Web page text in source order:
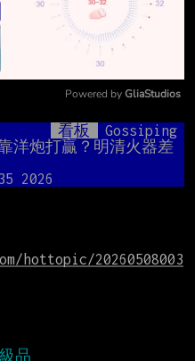
Mute
Powered by GliaStudios
看板
Gossiping
炮打贏？明清火器差
2026
hottopic/20260508003